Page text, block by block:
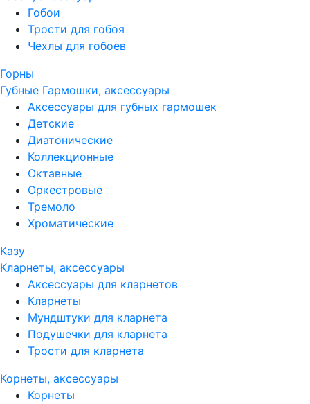
Гобои
Трости для гобоя
Чехлы для гобоев
Горны
Губные Гармошки, аксессуары
Аксессуары для губных гармошек
Детские
Диатонические
Коллекционные
Октавные
Оркестровые
Тремоло
Хроматические
Казу
Кларнеты, аксессуары
Аксессуары для кларнетов
Кларнеты
Мундштуки для кларнета
Подушечки для кларнета
Трости для кларнета
Корнеты, аксессуары
Корнеты